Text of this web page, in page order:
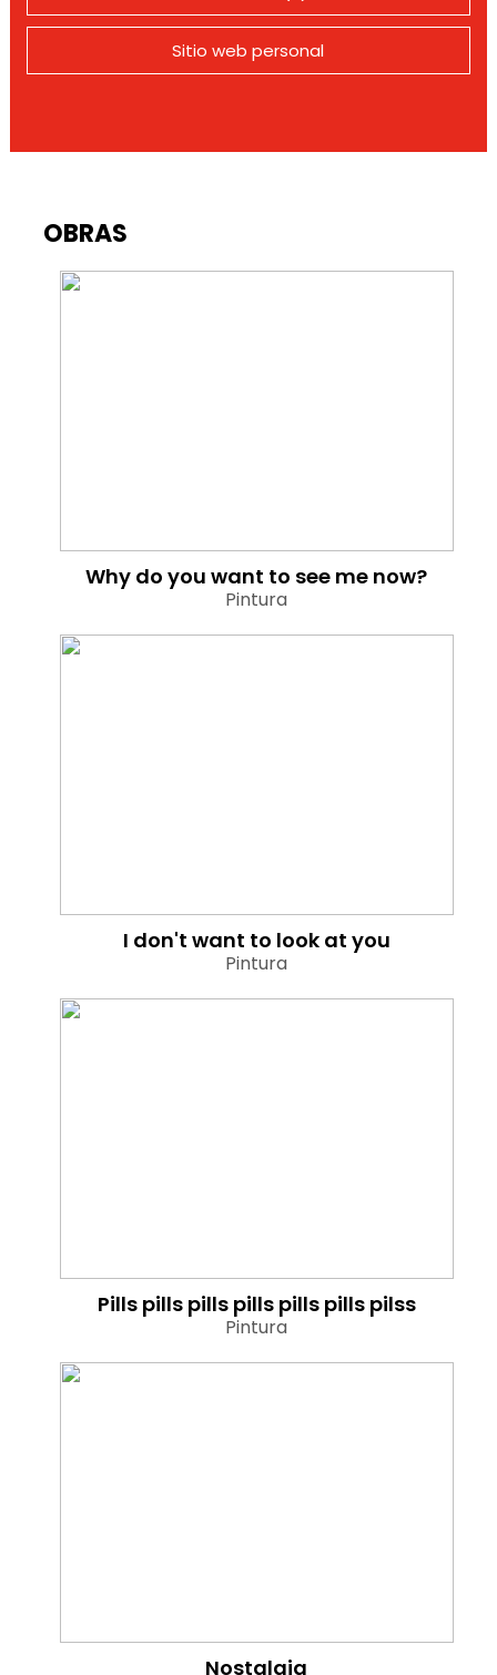
Sitio web personal
OBRAS
Why do you want to see me now?
Pintura
I don't want to look at you
Pintura
Pills pills pills pills pills pills pilss
Pintura
Nostalgia